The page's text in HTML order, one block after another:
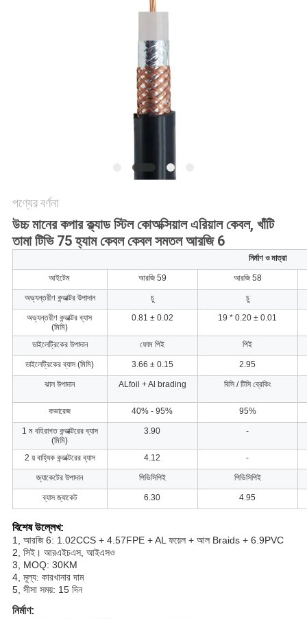
পণ্যের বর্ণনা
উচ্চ মানের কপার ক্ল্যাড স্টিল কোঅক্সিয়াল এরিয়াল কেবল, খাঁটি
তামা টিভি 75 হ্যাম কেবল কেবল সমতল আরজি 6
নির্মাণ ও মাত্রা
আইটেম আরজি 59 আরজি 58
অভ্যন্তরীণ কন্ডাক্টর উপাদান চু চু
অভ্যন্তরীণ কন্ডাক্টর ব্যাস
(মিমি)
0.81 ± 0.02 19 * 0.20 ± 0.01
ডাইলেট্রিকের উপাদান ফোম পিই পিই
ডাইলেট্রিকের ব্যাস (মিমি) 3.66 ± 0.15 2.95
ঝাল উপাদান ALfoil + Al brading বিসি / টিসি ব্রেকিং
কভারেজ 40% - 95% 95%
1 ম বহিরাগত কন্ডাক্টরের ব্যাস
(মিমি)
3.90 -
2 য় বাহ্যিক কন্ডাক্টরের ব্যাস 4.12 -
জ্যাকেটের উপাদান পিভিসিপিই পিভিসিপিই
ব্যাস জ্যাকেট 6.30 4.95
বিশেষ উল্লেখ:
1, আরজি 6: 1.02CCS + 4.57FPE + AL ফয়েল + আল Braids + 6.9PVC
2, সিই। আরএইচএস, আইএসও
3, MOQ: 30KM
4, মূল্য: কারখানার দাম
5, সীসা সময়: 15 দিন
নির্মাণ: